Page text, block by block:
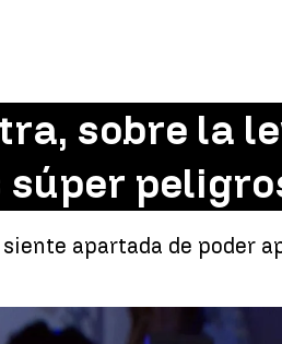
sobre la
súper
apartada de poder
la ley trans: "Establecer rangos de